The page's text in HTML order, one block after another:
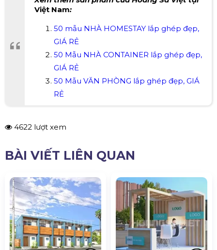
Việt Nam:
50 mẫu NHÀ HOMESTAY lắp ghép đẹp,
GIÁ RẺ
50 Mẫu NHÀ CONTAINER lắp ghép đẹp,
GIÁ RẺ
50 Mẫu VĂN PHÒNG lắp ghép đẹp, GIÁ
RẺ
4622 lượt xem
BÀI VIẾT LIÊN QUAN